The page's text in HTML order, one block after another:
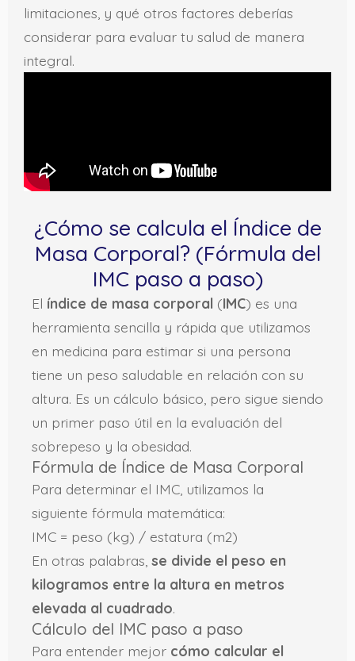
limitaciones, y qué otros factores deberías
considerar para evaluar tu salud de manera
integral.
¿Cómo se calcula el Índice de
Masa Corporal? (Fórmula del
IMC paso a paso)
El índice de masa corporal (IMC) es una
herramienta sencilla y rápida que utilizamos
en medicina para estimar si una persona
tiene un peso saludable en relación con su
altura. Es un cálculo básico, pero sigue siendo
un primer paso útil en la evaluación del
sobrepeso y la obesidad.
Fórmula de Índice de Masa Corporal
Para determinar el IMC, utilizamos la
siguiente fórmula matemática:
IMC = peso (kg) / estatura (m2)
En otras palabras, se divide el peso en
kilogramos entre la altura en metros
elevada al cuadrado.
Cálculo del IMC paso a paso
Para entender mejor cómo calcular el